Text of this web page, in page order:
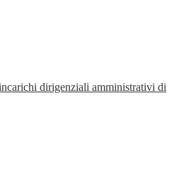
dirigenziali amministrativi di